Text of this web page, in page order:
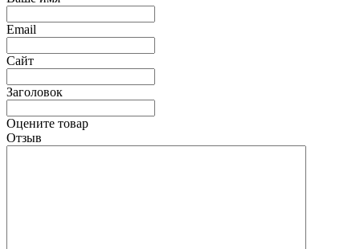
Email
Сайт
Заголовок
Оцените товар
Отзыв